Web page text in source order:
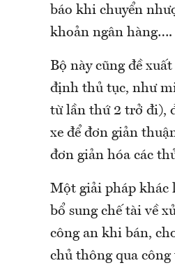
báo khi chuyển
khoản ngân hàng….
Bộ này cũng đề
định thủ tục, như
từ lần thứ 2 trở đi),
xe để đơn giản
đơn giản hóa các
Một giải pháp khác
bổ sung chế tài về
công an khi bán,
chủ thông qua